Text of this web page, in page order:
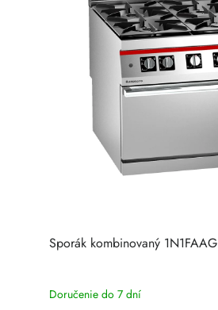
Sporák kombinovaný 1N1FAAG
Doručenie do 7 dní